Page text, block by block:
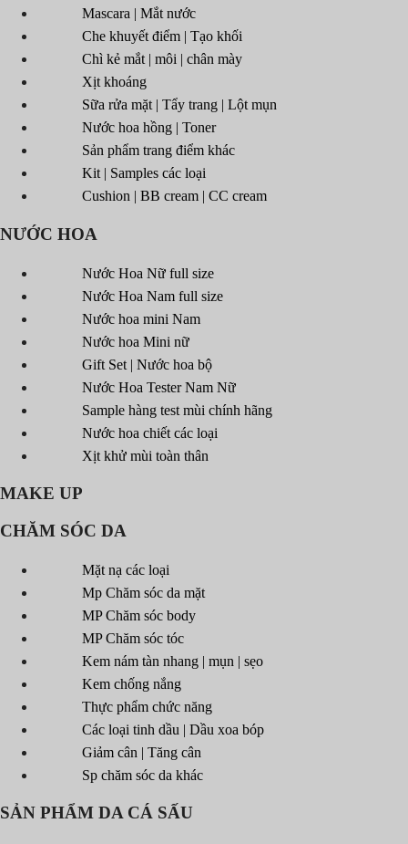
Mascara | Mắt nước
Che khuyết điểm | Tạo khối
Chì kẻ mắt | môi | chân mày
Xịt khoáng
Sữa rửa mặt | Tẩy trang | Lột mụn
Nước hoa hồng | Toner
Sản phẩm trang điểm khác
Kit | Samples các loại
Cushion | BB cream | CC cream
NƯỚC HOA
Nước Hoa Nữ full size
Nước Hoa Nam full size
Nước hoa mini Nam
Nước hoa Mini nữ
Gift Set | Nước hoa bộ
Nước Hoa Tester Nam Nữ
Sample hàng test mùi chính hãng
Nước hoa chiết các loại
Xịt khử mùi toàn thân
MAKE UP
CHĂM SÓC DA
Mặt nạ các loại
Mp Chăm sóc da mặt
MP Chăm sóc body
MP Chăm sóc tóc
Kem nám tàn nhang | mụn | sẹo
Kem chống nắng
Thực phẩm chức năng
Các loại tinh dầu | Dầu xoa bóp
Giảm cân | Tăng cân
Sp chăm sóc da khác
SẢN PHẨM DA CÁ SẤU